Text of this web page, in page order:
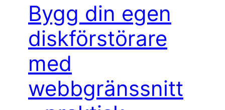
Bygg din egen
diskförstörare
med
webbgränssnitt